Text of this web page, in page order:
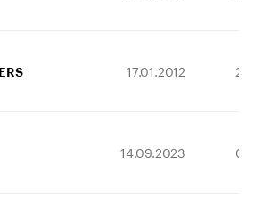
17.01.2012
14.09.2023